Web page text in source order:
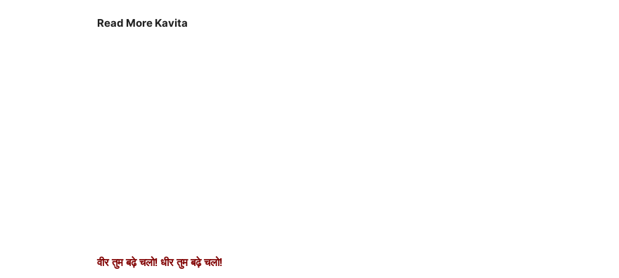
Read More Kavita
वीर तुम बढ़े चलो! धीर तुम बढ़े चलो!